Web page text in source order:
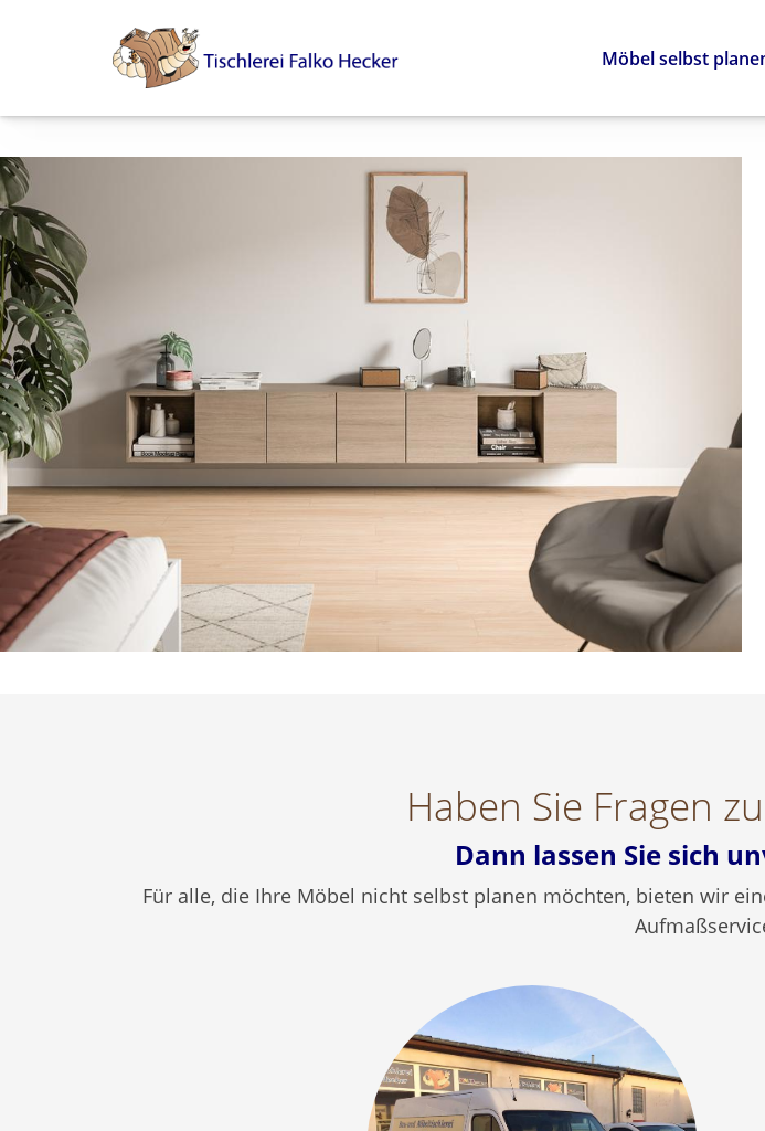
Möbel selbst
Haben Sie Fragen
Dann lassen Sie sich
Für alle, die Ihre Möbel nicht selbst planen möchten, bieten wir